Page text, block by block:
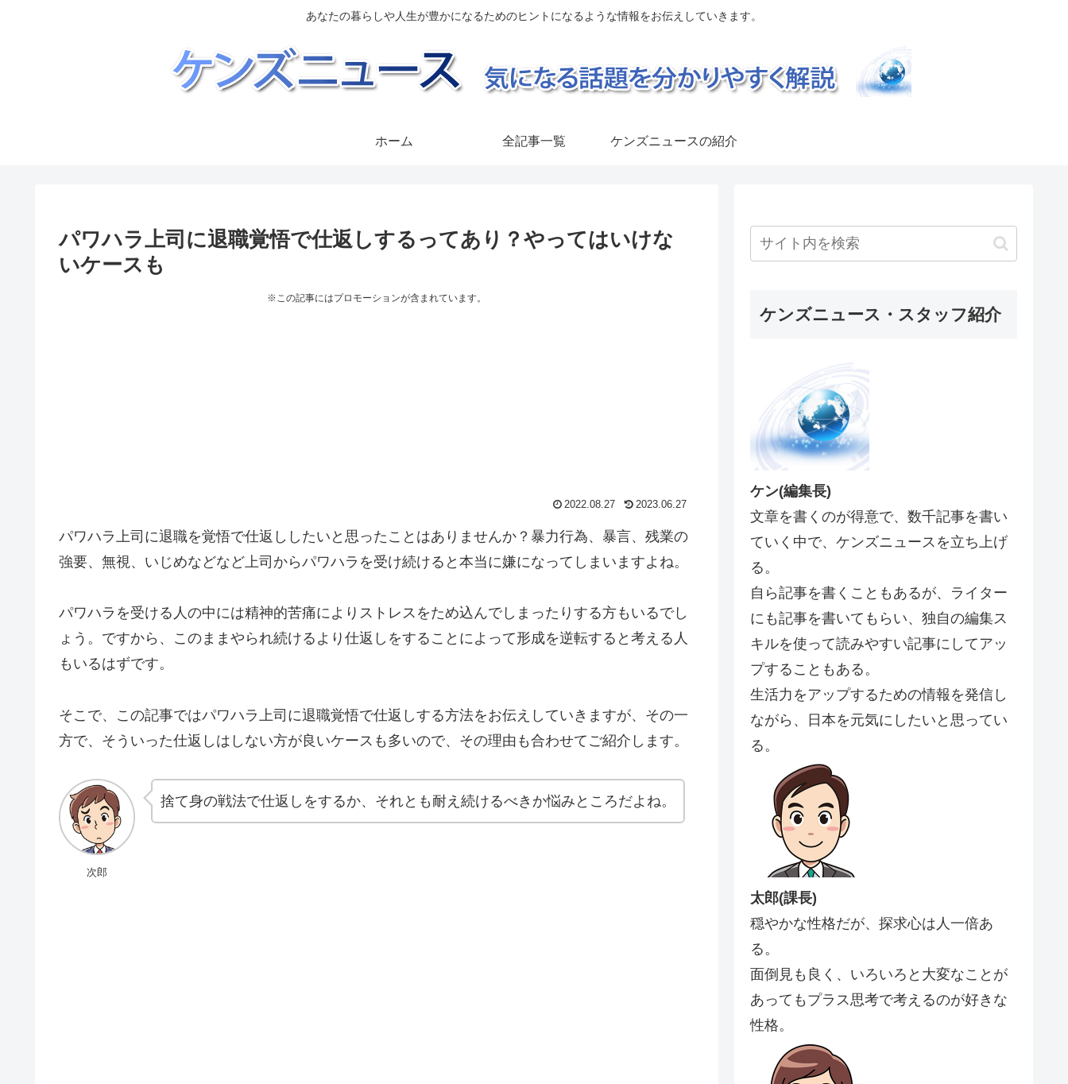
あなたの暮らしや人生が豊かになるためのヒントになるような情報をお伝えしていきます。
ホーム 全記事一覧 ケンズニュースの紹介
パワハラ上司に退職覚悟で仕返しするってあり？やってはいけな
いケースも
※この記事にはプロモーションが含まれています。
2022.08.27 2023.06.27
パワハラ上司に退職を覚悟で仕返ししたいと思ったことはありませんか？暴力行為、暴言、残業の
強要、無視、いじめなどなど上司からパワハラを受け続けると本当に嫌になってしまいますよね。
パワハラを受ける人の中には精神的苦痛によりストレスをため込んでしまったりする方もいるでし
ょう。ですから、このままやられ続けるより仕返しをすることによって形成を逆転すると考える人
もいるはずです。
そこで、この記事ではパワハラ上司に退職覚悟で仕返しする方法をお伝えしていきますが、その一
方で、そういった仕返しはしない方が良いケースも多いので、その理由も合わせてご紹介します。
次郎
捨て身の戦法で仕返しをするか、それとも耐え続けるべきか悩みところだよね。
ケンズニュース・スタッフ紹介
ケン(編集長)
文章を書くのが得意で、数千記事を書い
ていく中で、ケンズニュースを立ち上げ
る。
自ら記事を書くこともあるが、ライター
にも記事を書いてもらい、独自の編集ス
キルを使って読みやすい記事にしてアッ
プすることもある。
生活力をアップするための情報を発信し
ながら、日本を元気にしたいと思ってい
る。
太郎(課長)
穏やかな性格だが、探求心は人一倍あ
る。
面倒見も良く、いろいろと大変なことが
あってもプラス思考で考えるのが好きな
性格。